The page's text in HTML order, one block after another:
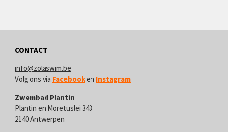
CONTACT
info@zolaswim.be
Volg ons via Facebooken Instagram
Zwembad Plantin
Plantin en Moretuslei 343
2140 Antwerpen